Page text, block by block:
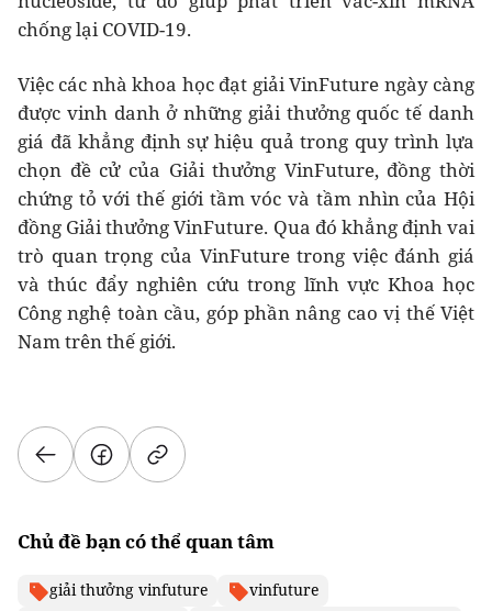
chống lại COVID-19.
Việc các nhà khoa học đạt giải VinFuture ngày càng
được vinh danh ở những giải thưởng quốc tế danh
giá đã khẳng định sự hiệu quả trong quy trình lựa
chọn đề cử của Giải thưởng VinFuture, đồng thời
chứng tỏ với thế giới tầm vóc và tầm nhìn của Hội
đồng Giải thưởng VinFuture. Qua đó khẳng định vai
trò quan trọng của VinFuture trong việc đánh giá
và thúc đẩy nghiên cứu trong lĩnh vực Khoa học
Công nghệ toàn cầu, góp phần nâng cao vị thế Việt
Nam trên thế giới.
Chủ đề bạn có thể quan tâm
giải thưởng vinfuture
vinfuture